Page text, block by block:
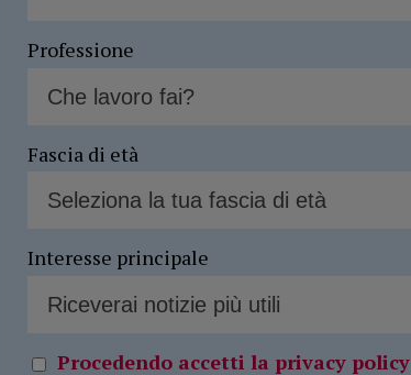
Professione
Fascia di età
Interesse principale
Procedendo accetti la privacy policy